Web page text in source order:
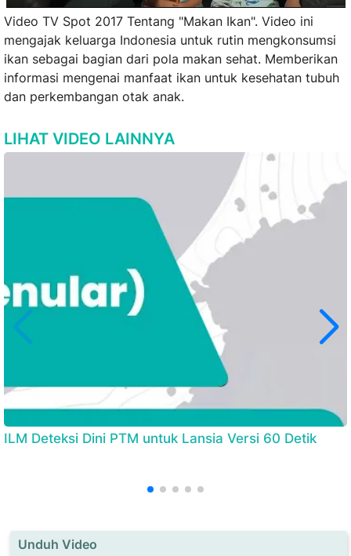
Video TV Spot 2017 Tentang "Makan Ikan". Video ini
mengajak keluarga Indonesia untuk rutin mengkonsumsi
ikan sebagai bagian dari pola makan sehat. Memberikan
informasi mengenai manfaat ikan untuk kesehatan tubuh
dan perkembangan otak anak.
LIHAT VIDEO LAINNYA
ILM Deteksi Dini PTM untuk Lansia Versi 60 Detik
Unduh Video